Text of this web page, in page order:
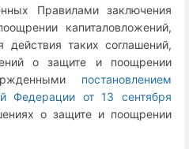
Правилами заключения
капиталовложений,
таких соглашений,
о защите и поощрении
постановлением
Федерации от 13 сентября
о защите и поощрении